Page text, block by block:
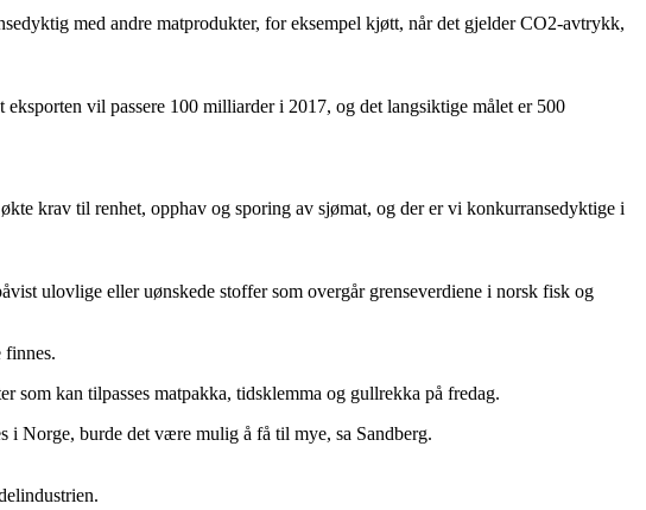
med andre matprodukter, for eksempel kjøtt, når det gjelder CO2-avtrykk,
vil passere 100 milliarder i 2017, og det langsiktige målet er 500
krav til renhet, opphav og sporing av sjømat, og der er vi konkurransedyktige i
ulovlige eller uønskede stoffer som overgår grenseverdiene i norsk fisk og
finnes.
som kan tilpasses matpakka, tidsklemma og gullrekka på fredag.
i Norge, burde det være mulig å få til mye, sa Sandberg.